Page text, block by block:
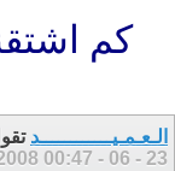
كم
الـعـمـيــــــــــــد
23 - 06 - 2008
00:47